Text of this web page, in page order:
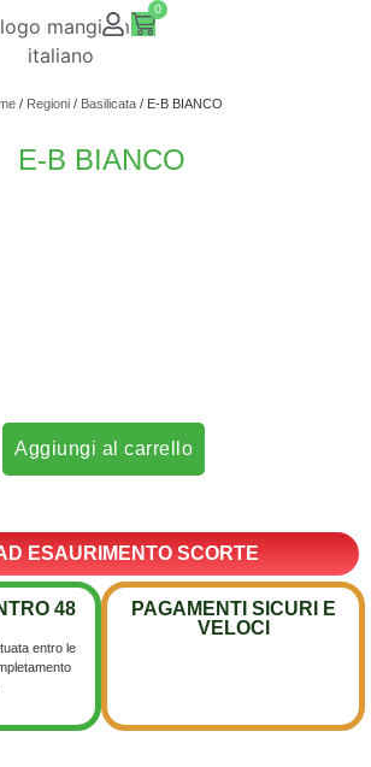
0
/ Regioni/ Basilicata/ E-B BIANCO
E-B BIANCO
Aggiungi al carrello
ESAURIMENTO SCORTE
PAGAMENTI SICURI E
VELOCI
48
entro le